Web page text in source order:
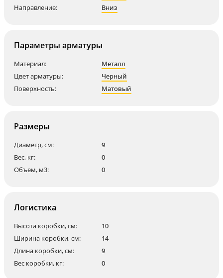
Направление:
Вниз
Параметры арматуры
Материал:
Металл
Цвет арматуры:
Черный
Поверхность:
Матовый
Размеры
Диаметр, см:
9
Вес, кг:
0
Объем, м3:
0
Логистика
Высота коробки, см:
10
Ширина коробки, см:
14
Длина коробки, см:
9
Вес коробки, кг:
0